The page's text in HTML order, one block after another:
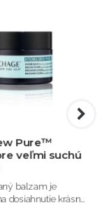
Pure™
veľmi suchú
balzam je
dosiahnutie krásnej